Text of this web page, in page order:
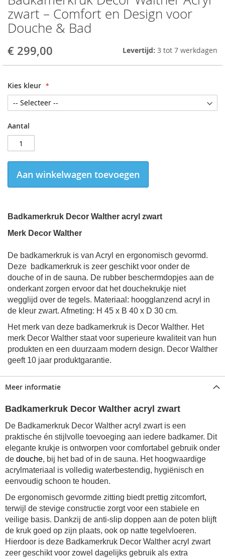
zwart – Comfort en Design voor
Douche & Bad
€ 299,00 Levertijd: 3 tot 7 werkdagen
Kies kleur
Aantal
Aan winkelwagen toevoegen
Badkamerkruk Decor Walther acryl zwart
Merk Decor Walther
De badkamerkruk is van Acryl en ergonomisch gevormd.
Deze badkamerkruk is zeer geschikt voor onder de
douche of in de sauna. De rubber beschermdopjes aan de
onderkant zorgen ervoor dat het douchekrukje niet
wegglijd over de tegels. Materiaal: hoogglanzend acryl in
de kleur zwart. Afmeting: H 45 x B 40 x D 30 cm.
Het merk van deze badkamerkruk is Decor Walther. Het
merk Decor Walther staat voor superieure kwaliteit van hun
produkten en een duurzaam modern design. Decor Walther
geeft 10 jaar produktgarantie.
to
the
beginning
the
images
gallery
Meer informatie
Badkamerkruk Decor Walther acryl zwart
De Badkamerkruk Decor Walther acryl zwart is een
praktische én stijlvolle toevoeging aan iedere badkamer. Dit
elegante krukje is ontworpen voor comfortabel gebruik onder
de douche, bij het bad of in de sauna. Het hoogwaardige
acrylmateriaal is volledig waterbestendig, hygiënisch en
eenvoudig schoon te houden.
De ergonomisch gevormde zitting biedt prettig zitcomfort,
terwijl de stevige constructie zorgt voor een stabiele en
veilige basis. Dankzij de anti-slip doppen aan de poten blijft
de kruk goed op zijn plaats, ook op natte tegelvloeren.
Hierdoor is deze Badkamerkruk Decor Walther acryl zwart
zeer geschikt voor zowel dagelijks gebruik als extra